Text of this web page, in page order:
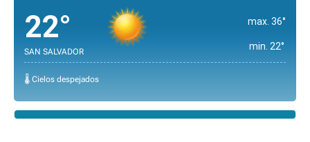
22°
SAN SALVADOR
max. 36°
min. 22°
🌡️ Cielos despejados